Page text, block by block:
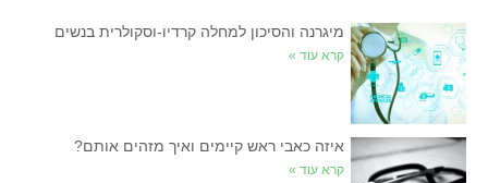
מיגרנה והסיכון למחלה קרדיו-וסקולרית בנשים
קרא עוד »
איזה כאבי ראש קיימים ואיך מזהים אותם?
קרא עוד »